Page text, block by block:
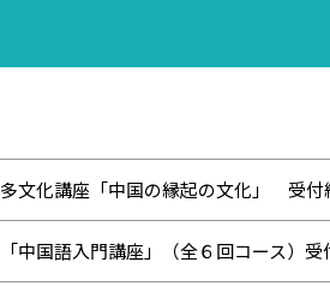
多文化講座「中国の縁起の文化」 受付
「中国語入門講座」（全６回コース）